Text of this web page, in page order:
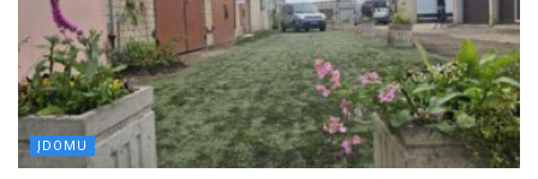
ĮDOMU